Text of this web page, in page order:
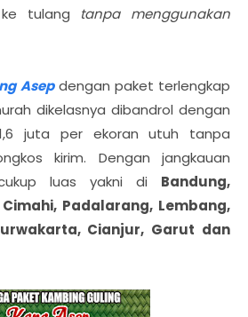
tulang tanpa menggunakan
Asepdengan paket terlengkap
dikelasnya dibandrol dengan
juta per ekoran utuh tanpa
kirim. Dengan jangkauan
luas yakni di Bandung,
Padalarang, Lembang,
Cianjur, Garut dan